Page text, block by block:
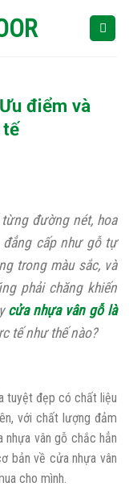
điểm và
đường nét, hoa
cấp như gỗ tự
trong màu sắc, và
phải chăng khiến
cửa nhựa vân gỗ là
tế như thế nào?
tuyệt đẹp có chất liệu
với chất lượng đảm
nhựa vân gỗ chắc hẳn
bản về cửa nhựa vân
cho mình.